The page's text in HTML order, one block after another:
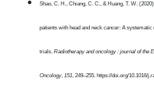
Shao, C. H., Chiang, C. C., & Huang, T. W.
patients with head and neck cancer: A
trials. Radiotherapy and oncology : journal of the
Oncology, 151, 249–255. https://doi.org/10.1016/